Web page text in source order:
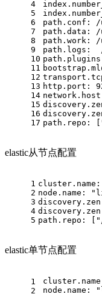
4
5
6
7
8
9
10
11
12
13
14
15
16
17
path.conf:
path.data:
path.work:
path.logs:
http.port:
path.repo:
elastic从节点配置
1
2
3
4
5
node.name:
path.repo:
elastic单节点配置
1
2
node.name: